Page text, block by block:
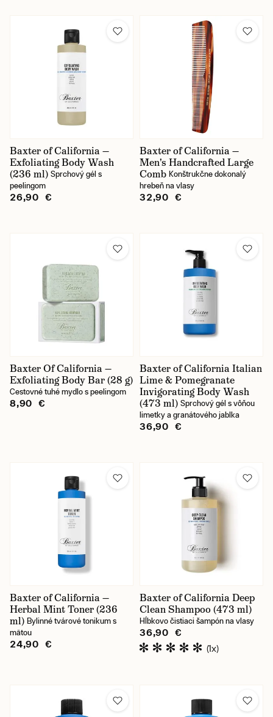
Baxter of California —
Exfoliating Body Wash
(236 ml) Sprchový gél s
peelingom
26,90 €
Baxter of California —
Men's Handcrafted Large
Comb Konštrukčne dokonalý
hrebeň na vlasy
32,90 €
Baxter Of California —
Exfoliating Body Bar (28 g)
Cestovné tuhé mydlo s peelingom
8,90 €
Baxter of California Italian
Lime & Pomegranate
Invigorating Body Wash
(473 ml) Sprchový gél s vôňou
limetky a granátového jablka
36,90 €
Baxter of California —
Herbal Mint Toner (236
ml) Bylinné tvárové tonikum s
mätou
24,90 €
Baxter of California Deep
Clean Shampoo (473 ml)
Hĺbkovo čistiaci šampón na vlasy
36,90 €
(1x)